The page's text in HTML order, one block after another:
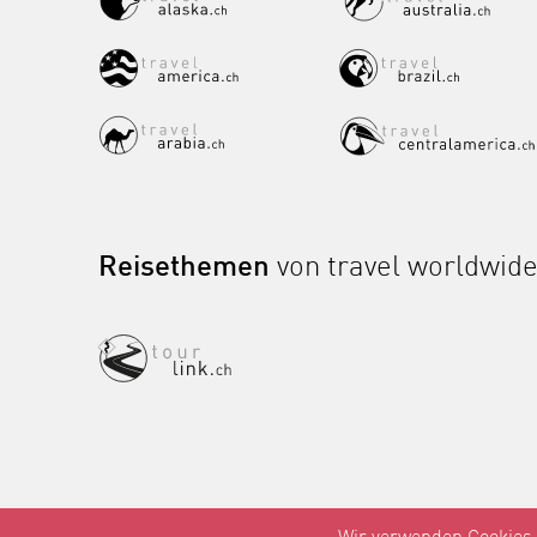
Reisethemen von travel worldwide